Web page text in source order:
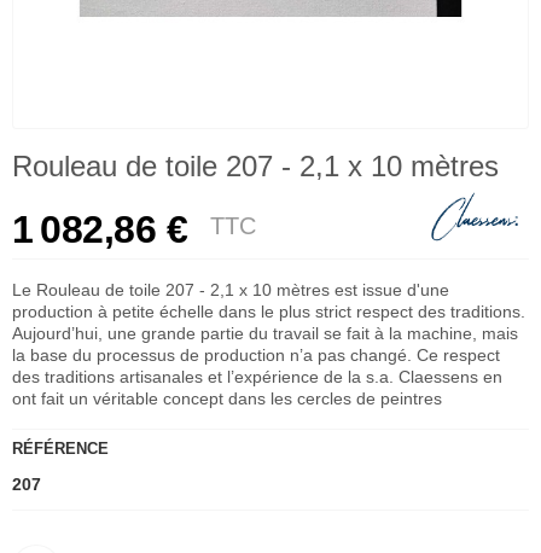
Rouleau de toile 207 - 2,1 x 10 mètres
1 082,86 € TTC
Le Rouleau de toile 207 - 2,1 x 10 mètres est issue d'une
production à petite échelle dans le plus strict respect des traditions.
Aujourd’hui, une grande partie du travail se fait à la machine, mais
la base du processus de production n’a pas changé. Ce respect
des traditions artisanales et l’expérience de la s.a. Claessens en
ont fait un véritable concept dans les cercles de peintres
RÉFÉRENCE
207